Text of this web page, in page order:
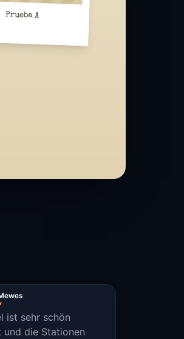
Prueba A
ist sehr schön
und die Stationen